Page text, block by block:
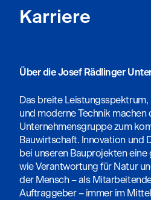
Karriere
Über die Josef Rädlinger
Das breite
und moderne Technik machen
Unternehmensgruppe zum
Bauwirtschaft. Innovation und
bei unseren Bauprojekten
wie Verantwortung für Natur
der Mensch – als
Auftraggeber – immer im